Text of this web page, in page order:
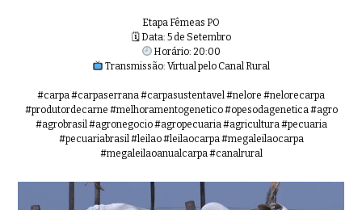
Etapa Fêmeas PO
🗓 Data: 5 de Setembro
Horário: 20:00
Transmissão: Virtual pelo Canal Rural
#carpa #carpaserrana #carpasustentavel #nelore #nelorecarpa
#produtordecarne #melhoramentogenetico #opesodagenetica #agro
#agrobrasil #agronegocio #agropecuaria #agricultura #pecuaria
#pecuariabrasil #leilao #leilaocarpa #megaleilaocarpa
#megaleilaoanualcarpa #canalrural